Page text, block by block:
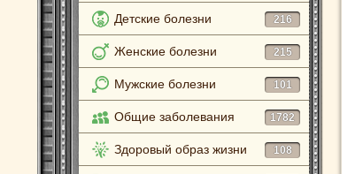
Детские болезни 216
Женские болезни 215
Мужские болезни 101
Общие заболевания 1782
Здоровый образ жизни 108